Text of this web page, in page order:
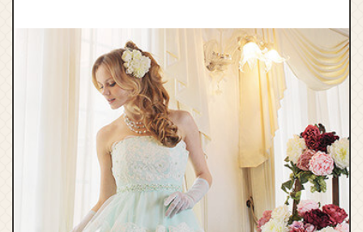
Tel : 096-288-1231
来店ご予約
CONTACT